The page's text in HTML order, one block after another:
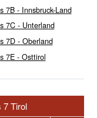
7B - Innsbruck-Land
7C - Unterland
7D - Oberland
7E - Osttirol
7 Tirol